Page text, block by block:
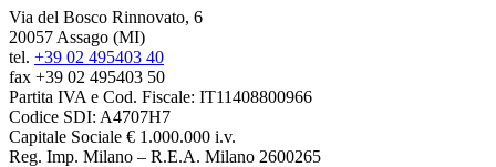
Via del Bosco Rinnovato, 6
20057 Assago (MI)
tel. +39 02 495403 40
fax +39 02 495403 50
Partita IVA e Cod. Fiscale: IT11408800966
Codice SDI: A4707H7
Capitale Sociale € 1.000.000 i.v.
Reg. Imp. Milano – R.E.A. Milano 2600265